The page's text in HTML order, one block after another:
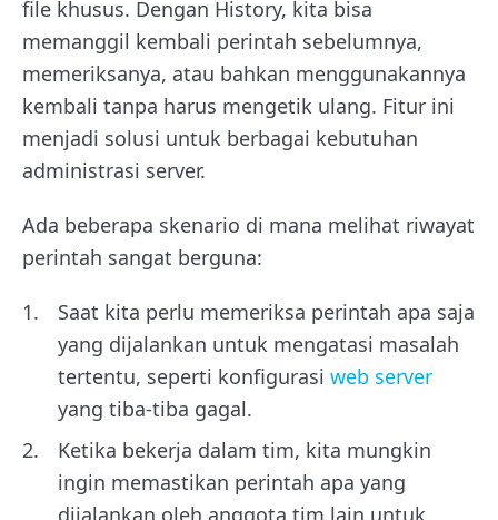
file khusus. Dengan History, kita bisa
memanggil kembali perintah sebelumnya,
memeriksanya, atau bahkan menggunakannya
kembali tanpa harus mengetik ulang. Fitur ini
menjadi solusi untuk berbagai kebutuhan
administrasi server.
Ada beberapa skenario di mana melihat riwayat
perintah sangat berguna:
Saat kita perlu memeriksa perintah apa saja
yang dijalankan untuk mengatasi masalah
tertentu, seperti konfigurasi web server
yang tiba-tiba gagal.
Ketika bekerja dalam tim, kita mungkin
ingin memastikan perintah apa yang
dijalankan oleh anggota tim lain untuk